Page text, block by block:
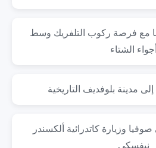
مع فرصة ركوب التلفريك وسط
أجواء الشتاء
مدينة بلوفديف التاريخية
وزيارة كاتدرائية ألكسندر
نيفسكي